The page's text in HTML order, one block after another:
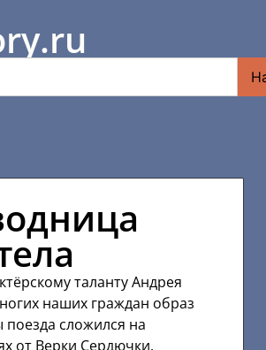
таланту Андрея
наших граждан образ
сложился на
от Верки Сердючки.